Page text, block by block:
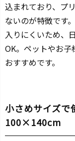
込まれており、プ
ないのが特徴です
入りにくいため、
OK。ペットやお子
おすすめです。
小さめサイズで
100×140cm